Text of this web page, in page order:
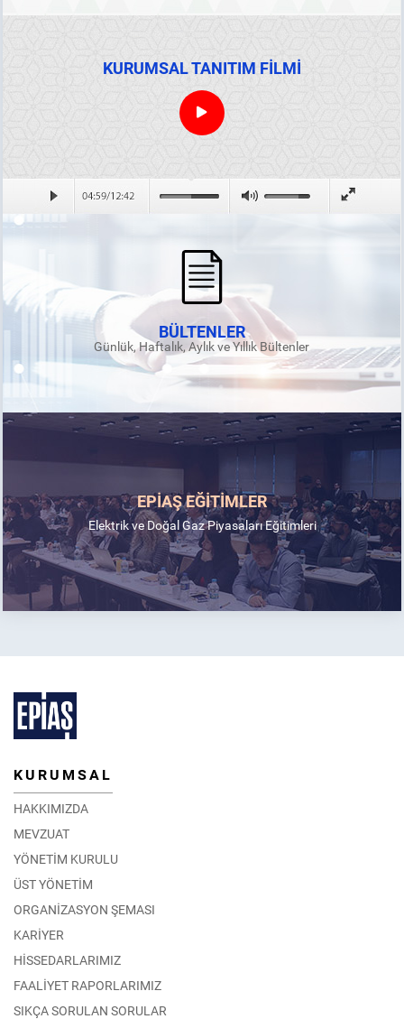
KURUMSAL TANITIM FİLMİ
BÜLTENLER
Günlük, Haftalık, Aylık ve Yıllık Bültenler
EPİAŞ EĞİTİMLER
Elektrik ve Doğal Gaz Piyasaları Eğitimleri
KURUMSAL
HAKKIMIZDA
MEVZUAT
YÖNETİM KURULU
ÜST YÖNETİM
ORGANİZASYON ŞEMASI
KARİYER
HİSSEDARLARIMIZ
FAALİYET RAPORLARIMIZ
SIKÇA SORULAN SORULAR